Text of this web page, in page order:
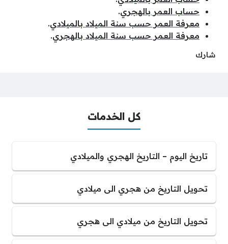
حساب العمر بالهجري.
معرفة العمر حسب سنة الميلاد بالميلادي.
معرفة العمر حسب سنة الميلاد بالهجري.
شارك
كل الخدمات
تاريخ اليوم – التاريخ الهجري والميلادي
تحويل التاريخ من هجري الى ميلادي
تحويل التاريخ من ميلادي الى هجري